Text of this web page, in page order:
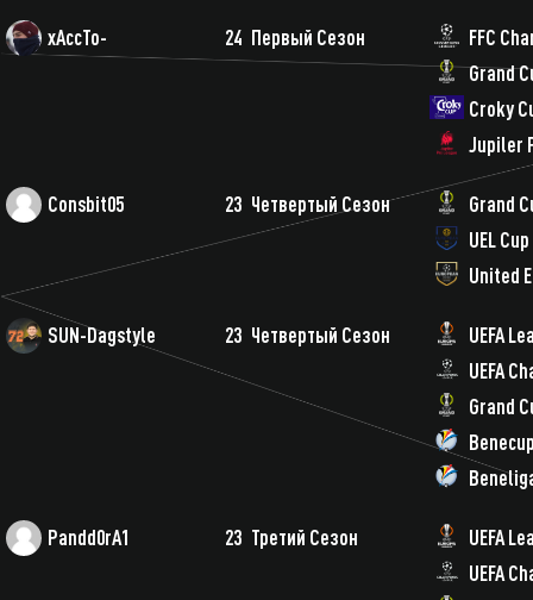
xAccTo- 24 Первый Сезон
FFC
Grand
Croky
Jupiler
Consbit05 23 Четвертый Сезон
Grand
UEL Cup
United
SUN-Dagstyle 23 Четвертый Сезон
UEFA
UEFA
Grand
Pandd0rA1 23 Третий Сезон
UEFA
UEFA